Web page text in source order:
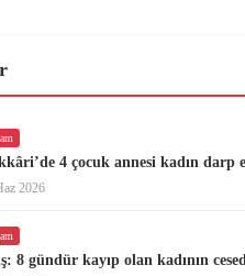
4 çocuk annesi kadın
2026
8 gündür kayıp olan kadının